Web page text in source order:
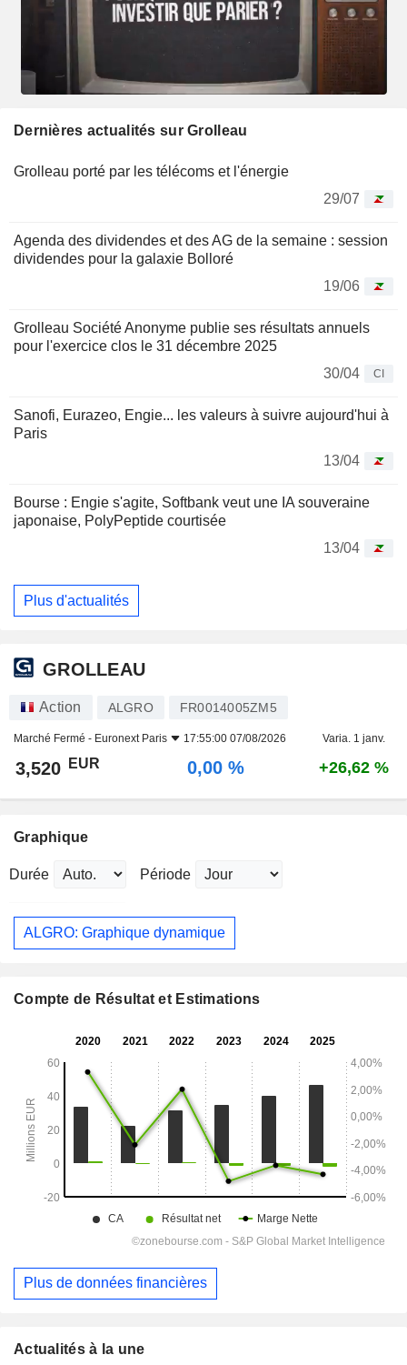
Dernières actualités sur Grolleau
Grolleau porté par les télécoms et l'énergie
29/07
Agenda des dividendes et des AG de la semaine : session
dividendes pour la galaxie Bolloré
19/06
Grolleau Société Anonyme publie ses résultats annuels
pour l'exercice clos le 31 décembre 2025
30/04
CI
Sanofi, Eurazeo, Engie... les valeurs à suivre aujourd'hui à
Paris
13/04
Bourse : Engie s'agite, Softbank veut une IA souveraine
japonaise, PolyPeptide courtisée
13/04
Plus d'actualités
GROLLEAU
Action ALGRO FR0014005ZM5
Marché Fermé - Euronext Paris 17:55:00 07/08/2026 Varia. 1 janv.
3,520 EUR 0,00 % +26,62 %
Graphique
Durée Période
ALGRO: Graphique dynamique
Compte de Résultat et Estimations
Plus de données financières
Actualités à la une